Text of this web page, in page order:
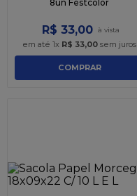
8un Festcolor
R$ 33,00
em até 1x R$ 33,00 sem juros
COMPRAR